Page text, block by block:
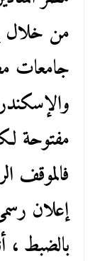
من خلال
جامعات
مفتوحة
فالموقف
إعلان
بالضبط ،